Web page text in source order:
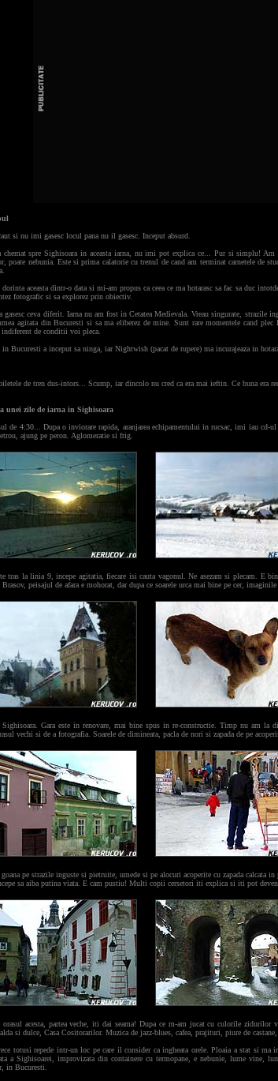
si nu imi gasesc locul pana nu il gasesc. Inceput absurd.
chemat spre Sighisoara in aceasta iarna, nu imi pot explica ce... Pur si simplu!
poate nebunia. Este si prima calatorie cu trenul de cand am terminat carnetele de
aceasta dintr-o data si mi-am propus ca ceea ce ma hotarasc sa fac sa duc
fotografic si sa explorez prin obiectiv.
gasesc ceva diferit. Iarna nu am fost in Cetatea Medievala. Vreau singurate, strazile
agitata din Bucuresti si sa ma eliberez de mine. Sunt rare momentele cand
indiferent de conditii voi pleca.
in Bucuresti a inceput sa ninga, iar Nightwish (pacat de rupere) ma incurajeaza in
decembrie
de tren dus-intors... Scump, iar dincolo nu cred ca era mai ieftin. Ce buna era
unei zile de iarna in Sighisoara
de 4:30... Dupa o inviorare rapida, aranjarea echipamentului in rucsac, imi iau
ajung pe peron. Aglomeratie si frig.
tras la linia 9, incepe agitatia, fiecare isi cauta vagonul. Ne asezam si plecam. E
Brasov, peisajul de afara e mohorat, dar dupa ce soarele urca mai bine pe cer,
Gara este in renovare, mai bine spus in re-constructie. Timp nu am la
vechi si de a fotografia. Soarele de dimineata, pacla de nori si zapada de pe
goana pe strazile inguste si pietruite, umede si pe alocuri acoperite cu zapada calcata
sa aiba putina viata. E cam pustiu! Multi copii cersetori iti explica si iti pot
acesta, partea veche, iti dai seama! Dupa ce m-am jucat cu culorile zidurilor
si dulce, Casa Cositorarilor. Muzica de jazz-blues, cafea, prajituri, piure de
totusi repede intr-un loc pe care il consider ca ingheata orele. Ploaia a stat si ma
a Sighisoarei, improvizata din containere cu termopane, e nebunie, lume vine,
in Bucuresti.